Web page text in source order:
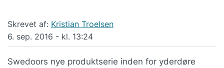
Skrevet af: Kristian Troelsen
6. sep. 2016 - kl. 13:24
Swedoors nye produktserie inden for yderdøre